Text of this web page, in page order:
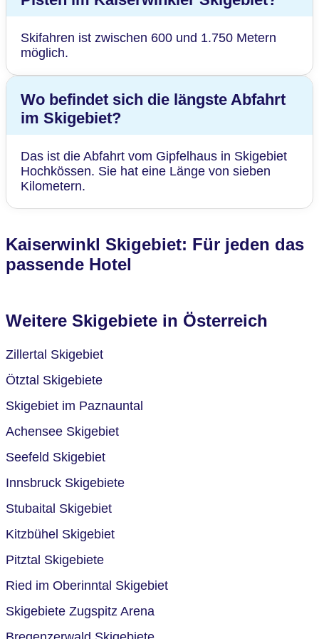
Skifahren ist zwischen 600 und 1.750 Metern
möglich.
Wo befindet sich die längste Abfahrt
im Skigebiet?
Das ist die Abfahrt vom Gipfelhaus in Skigebiet
Hochkössen. Sie hat eine Länge von sieben
Kilometern.
Kaiserwinkl Skigebiet: Für jeden das
passende Hotel
Weitere Skigebiete in Österreich
Zillertal Skigebiet
Ötztal Skigebiete
Skigebiet im Paznauntal
Achensee Skigebiet
Seefeld Skigebiet
Innsbruck Skigebiete
Stubaital Skigebiet
Kitzbühel Skigebiet
Pitztal Skigebiete
Ried im Oberinntal Skigebiet
Skigebiete Zugspitz Arena